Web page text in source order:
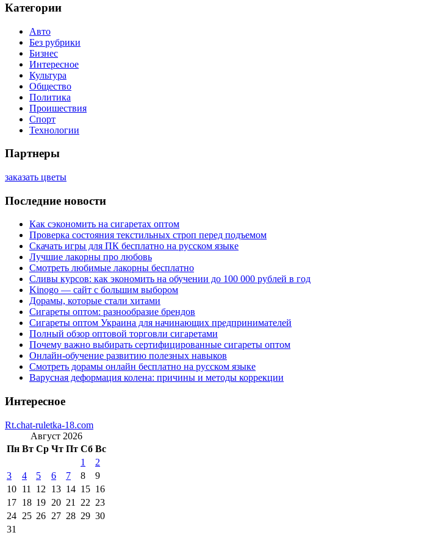
Категории
Авто
Без рубрики
Бизнес
Интересное
Культура
Общество
Политика
Проишествия
Спорт
Технологии
Партнеры
заказать цветы
Последние новости
Как сэкономить на сигаретах оптом
Проверка состояния текстильных строп перед подъемом
Скачать игры для ПК бесплатно на русском языке
Лучшие лакорны про любовь
Смотреть любимые лакорны бесплатно
Сливы курсов: как экономить на обучении до 100 000 рублей в год
Kinogo — сайт с большим выбором
Дорамы, которые стали хитами
Сигареты оптом: разнообразие брендов
Сигареты оптом Украина для начинающих предпринимателей
Полный обзор оптовой торговли сигаретами
Почему важно выбирать сертифицированные сигареты оптом
Онлайн-обучение развитию полезных навыков
Смотреть дорамы онлайн бесплатно на русском языке
Варусная деформация колена: причины и методы коррекции
Интересное
Rt.chat-ruletka-18.com
Август 2026
Пн Вт Ср Чт Пт Сб Вс
1
2
3
4 5 6 7 8
9
10 11 12 13 14 15 16
17 18 19 20 21 22 23
24 25 26 27 28 29 30
31